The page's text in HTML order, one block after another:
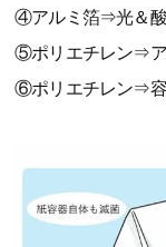
④アルミ箔⇒光＆酸
⑤ポリエチレン⇒ア
⑥ポリエチレン⇒容